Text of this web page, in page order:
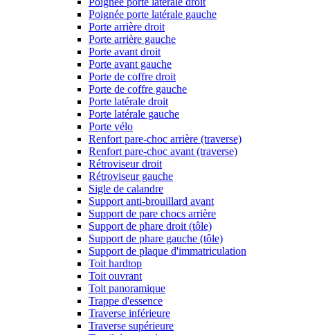
Poignée porte latérale gauche
Porte arrière droit
Porte arrière gauche
Porte avant droit
Porte avant gauche
Porte de coffre droit
Porte de coffre gauche
Porte latérale droit
Porte latérale gauche
Porte vélo
Renfort pare-choc arrière (traverse)
Renfort pare-choc avant (traverse)
Rétroviseur droit
Rétroviseur gauche
Sigle de calandre
Support anti-brouillard avant
Support de pare chocs arrière
Support de phare droit (tôle)
Support de phare gauche (tôle)
Support de plaque d'immatriculation
Toit hardtop
Toit ouvrant
Toit panoramique
Trappe d'essence
Traverse inférieure
Traverse supérieure